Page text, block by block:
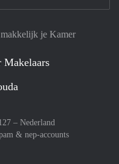
je Kamer
Makelaars
– Nederland
& nep-accounts